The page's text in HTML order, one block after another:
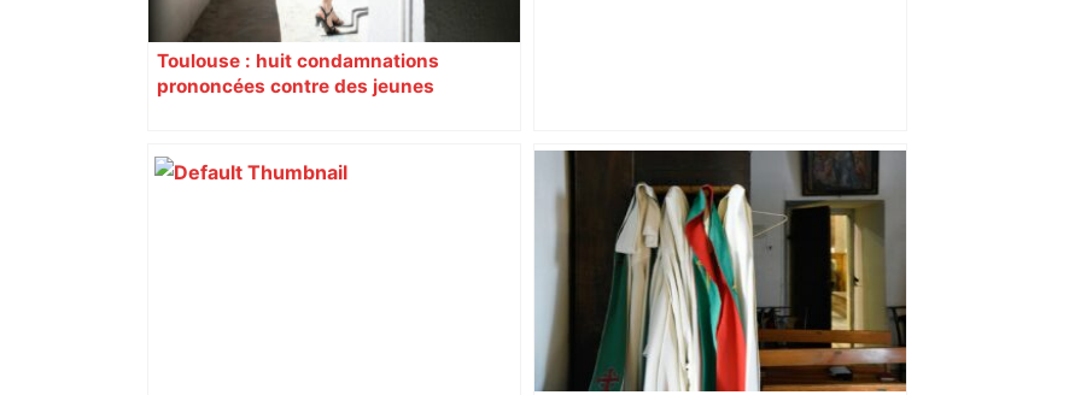
Toulouse : huit condamnations
prononcées contre des jeunes
« Rien d'inquiétant » pour Guillaume
Restes, le gardien de Toulouse, après
sa sortie à Metz – L'Équipe